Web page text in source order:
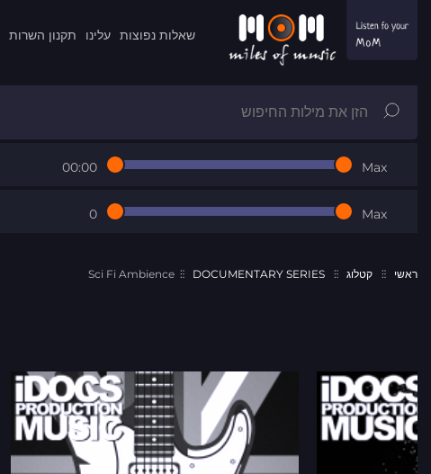
שאלות נפוצות עלינו תקנון השרות
00:00 Max
0 Max
ראשי קטלוג DOCUMENTARY SERIES
Sci Fi Ambience